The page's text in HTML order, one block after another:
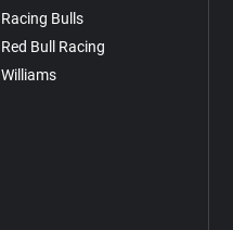
Racing Bulls
Red Bull Racing
Williams